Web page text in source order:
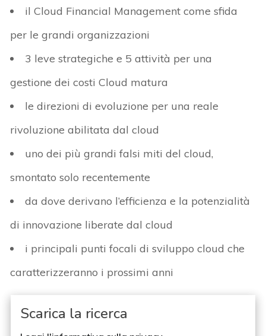
il Cloud Financial Management come sfida
per le grandi organizzazioni
3 leve strategiche e 5 attività per una
gestione dei costi Cloud matura
le direzioni di evoluzione per una reale
rivoluzione abilitata dal cloud
uno dei più grandi falsi miti del cloud,
smontato solo recentemente
da dove derivano l’efficienza e la potenzialità
di innovazione liberate dal cloud
i principali punti focali di sviluppo cloud che
caratterizzeranno i prossimi anni
Scarica la ricerca